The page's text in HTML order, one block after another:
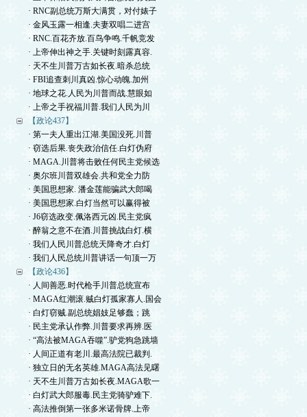
· RNC副总统万斯大满贯，对付婊子
· 金风玉露一相逢.夫妻双唱二进宫
· RNC.百花齐放.百鸟争鸣.千帆竞发
· 上帝伸出神之手.关键时刻露真容.
· 天不生川普万古如长夜.暗杀总统
· FBI追查刺川真凶.惊心动魄.加州
· 地球之花.人民为川普而战.慧眼如
· 上帝之手祝福川普.我们人民为川
【政论437】
· 第一夫人重出江湖.美国没死.川普
· 窃选后果.丧失政治信任.白灯伪府
· MAGA.川普将击败任何民主党候选
· 奥尔班川普双雄会.共和党全力防
· 美国思想家. 潘金莲能骗武大郎喝
· 美国思想家.白灯当然可以赢得被
· J6窃选政变.佩洛西元凶.民主党疯
· 醉翁之意不在酒.川普挑战白灯.横
· 我们人民川普总统天降奇才.白灯
· 我们人民总统川普讲话一句顶一万
【政论436】
· 人间善恶.时代枪手川普总统宣布
· MAGA红潮滚.贼白灯孤家寡人.国会
· 白灯窃贼.副总统娼妓足够蠢；跳
· 民主党承认作弊.川普要求再辨.医
· “高法被MAGA吞噬”.驴党狗急跳墙
· 人间正道有老川.最高法院已裁判.
· 独立日的无名英雄.MAGA高法见曙
· 天不生川普万古如长夜.MAGA歌一
· 白灯武大郎服毒.民主党骑驴难下.
· 高法推倒第一张多米诺骨牌.上帝